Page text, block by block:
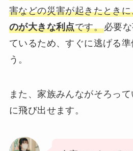
害などの災害が起きたときに
のが大きな利点です。必要
ているため、すぐに逃げる
う。
また、家族みんながそろっ
に飛び出せます。